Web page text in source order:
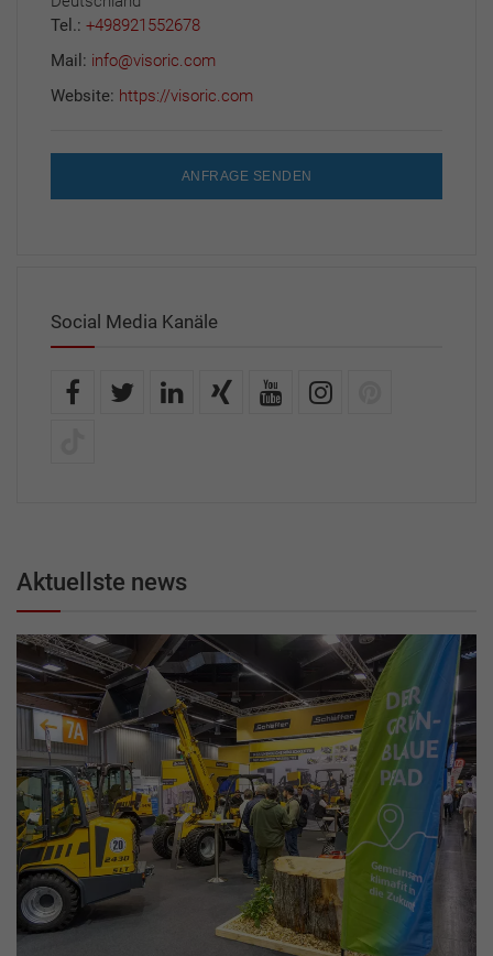
Tel.: +498921552678
Mail: info@visoric.com
Website: https://visoric.com
ANFRAGE SENDEN
Social Media Kanäle
Aktuellste news